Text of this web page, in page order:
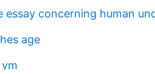
essay concerning human
age